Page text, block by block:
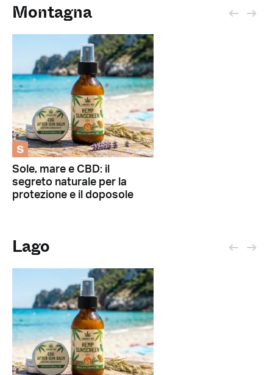
Montagna
S
Sole, mare e CBD: il
segreto naturale per la
protezione e il doposole
Lago